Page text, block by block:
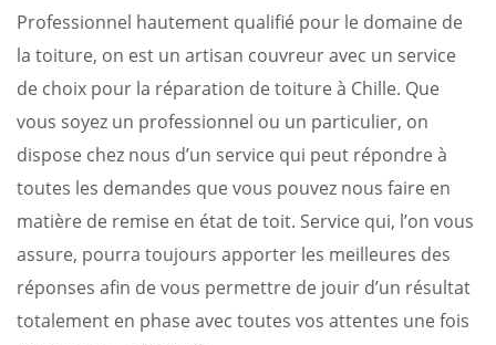
Professionnel hautement qualifié pour le domaine de
la toiture, on est un artisan couvreur avec un service
de choix pour la réparation de toiture à Chille. Que
vous soyez un professionnel ou un particulier, on
dispose chez nous d’un service qui peut répondre à
toutes les demandes que vous pouvez nous faire en
matière de remise en état de toit. Service qui, l’on vous
assure, pourra toujours apporter les meilleures des
réponses afin de vous permettre de jouir d’un résultat
totalement en phase avec toutes vos attentes une fois